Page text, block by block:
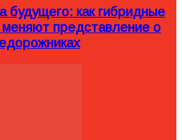
будущего: как гибридные
меняют представление о